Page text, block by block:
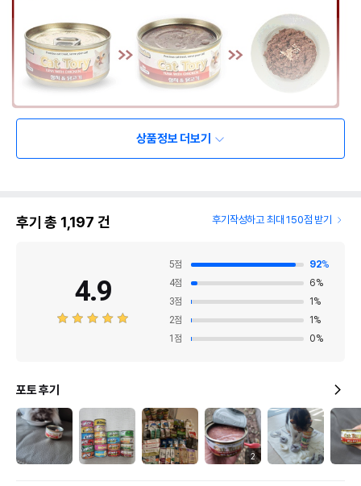
상품정보 더보기
후기 총 1,197 건 후기작성하고 최대 150점 받기
4.9
5점 92%
4점 6%
3점 1 %
2점 1 %
1 점 0%
포토 후기
2